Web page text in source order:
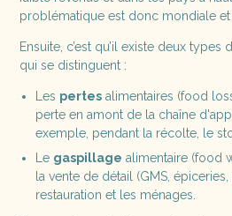
problématique est donc mondiale et
Ensuite, c’est qu’il existe deux types
qui se distinguent :
Les pertesalimentaires (food
perte en amont de la chaîne
exemple, pendant la récolte, le
Le gaspillage alimentaire (food
la vente de détail (GMS,
restauration et les ménages.